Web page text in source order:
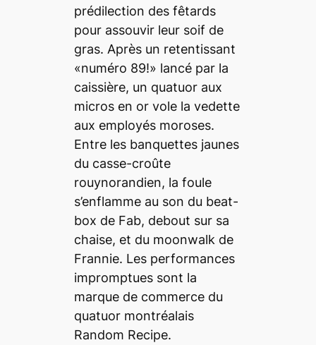
prédilection des fêtards
pour assouvir leur soif de
gras. Après un retentissant
«numéro 89!» lancé par la
caissière, un quatuor aux
micros en or vole la vedette
aux employés moroses.
Entre les banquettes jaunes
du casse-croûte
rouynorandien, la foule
s’enflamme au son du beat-
box de Fab, debout sur sa
chaise, et du moonwalk de
Frannie. Les performances
impromptues sont la
marque de commerce du
quatuor montréalais
Random Recipe.